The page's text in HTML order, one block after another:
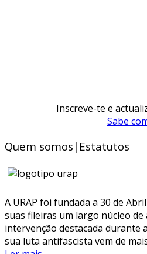
Inscreve-te e
Sabe
Quem somos|Estatutos
A URAP foi fundada a 30 de
suas fileiras um largo núcleo de
intervenção destacada durante
sua luta antifascista vem de